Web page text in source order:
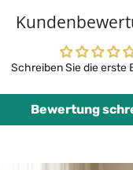
Schreiben Sie die erste
Bewertung